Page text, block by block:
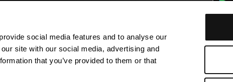
social media features and to analyse our
site with our social media, advertising and
that you’ve provided to them or that
Impostazioni dei cookie